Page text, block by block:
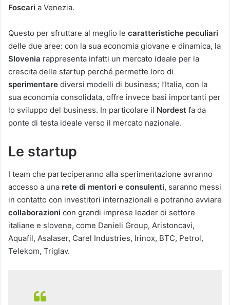
Foscari a Venezia.
Questo per sfruttare al meglio le caratteristiche peculiari
delle due aree: con la sua economia giovane e dinamica, la
Slovenia rappresenta infatti un mercato ideale per la
crescita delle startup perché permette loro di
sperimentare diversi modelli di business; l’Italia, con la
sua economia consolidata, offre invece basi importanti per
lo sviluppo del business. In particolare il Nordest fa da
ponte di testa ideale verso il mercato nazionale.
Le startup
I team che parteciperanno alla sperimentazione avranno
accesso a una rete di mentori e consulenti, saranno messi
in contatto con investitori internazionali e potranno avviare
collaborazioni con grandi imprese leader di settore
italiane e slovene, come Danieli Group, Aristoncavi,
Aquafil, Asalaser, Carel Industries, Irinox, BTC, Petrol,
Telekom, Triglav.